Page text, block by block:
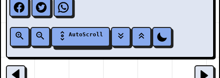
AutoScroll